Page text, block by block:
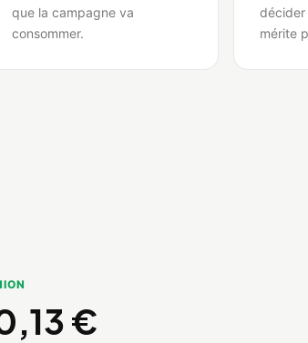
que la campagne va
consommer.
décider
mérite
€